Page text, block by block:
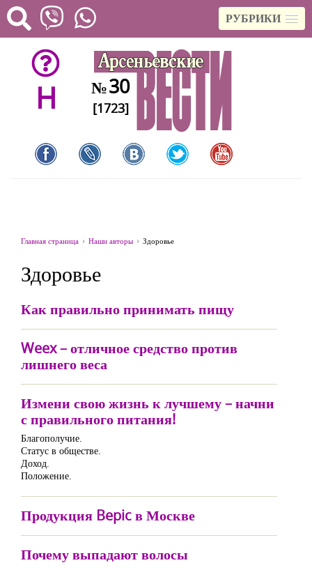
РУБРИКИ
H №30
[1723]
Главная страница Наши авторы Здоровье
Здоровье
Как правильно принимать пищу
Weex – отличное средство против
лишнего веса
Измени свою жизнь к лучшему – начни
с правильного питания!
Благополучие.
Статус в обществе.
Доход.
Положение.
Продукция Bepic в Москве
Почему выпадают волосы